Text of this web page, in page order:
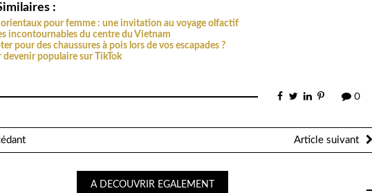
:
orientaux pour femme : une invitation au voyage olfactif
incontournables du centre du Vietnam
pour des chaussures à pois lors de vos escapades ?
devenir populaire sur TikTok
0
Article suivant
A DECOUVRIR EGALEMENT